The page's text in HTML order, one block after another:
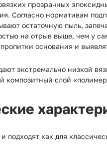
прозрачных
Согласно нормативам
остаточную пыль,
на отрыв выше, чем у
основания и
экстремально низкой
композитный слой
подходят как для